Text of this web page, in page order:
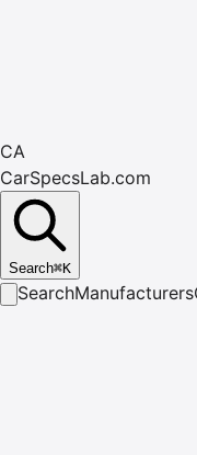
CA
CarSpecsLab.com
Search⌘K
SearchManufacturers